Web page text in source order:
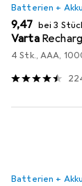
Batterien +
EUR
9,47 bei 3
Varta
4 Stk., AAA,
Batterien +